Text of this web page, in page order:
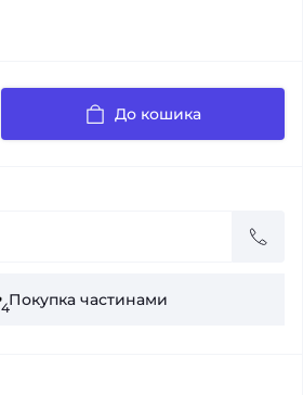
До кошика
4Покупка частинами